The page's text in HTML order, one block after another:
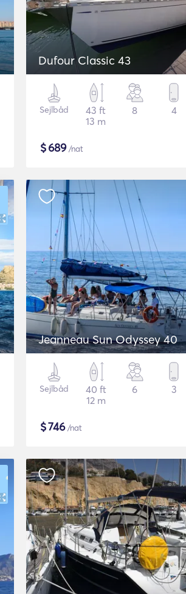
Dufour Classic 43
Sejlbåd
43 ft
13 m
8 4
$689/nat
Jeanneau Sun Odyssey 40
Sejlbåd
40 ft
12 m
6 3
$746/nat